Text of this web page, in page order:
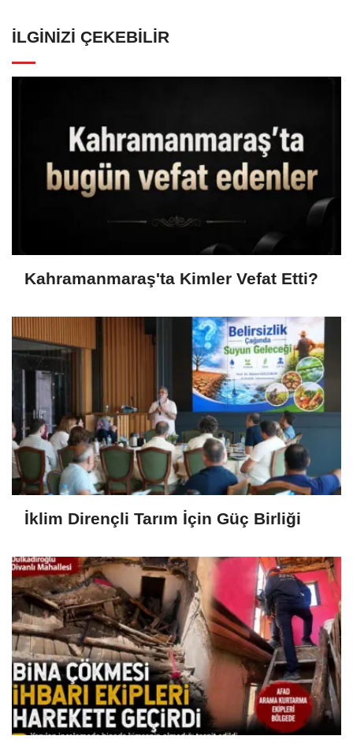
İLGINIZI ÇEKEBILIR
Kahramanmaraş'ta Kimler Vefat Etti?
İklim Dirençli Tarım İçin Güç Birliği